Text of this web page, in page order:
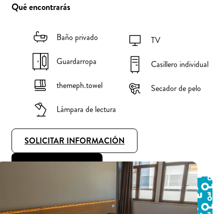
Qué encontrarás
Baño privado
Guardarropa
themeph.towel
Lámpara de lectura
TV
Casillero individual
Secador de pelo
SOLICITAR INFORMACIÓN
RESERVA AHORA